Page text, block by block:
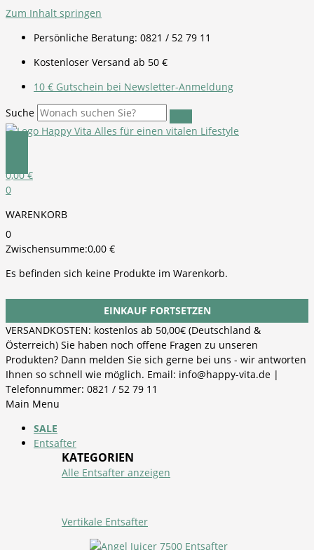
Zum Inhalt springen
Persönliche Beratung: 0821 / 52 79 11
Kostenloser Versand ab 50 €
10 € Gutschein bei Newsletter-Anmeldung
Suche
0,00€
0
WARENKORB
0
Zwischensumme:0,00 €
Es befinden sich keine Produkte im Warenkorb.
EINKAUF FORTSETZEN
VERSANDKOSTEN: kostenlos ab 50,00€ (Deutschland &
Österreich) Sie haben noch offene Fragen zu unseren
Produkten? Dann melden Sie sich gerne bei uns - wir antworten
Ihnen so schnell wie möglich. Email: info@happy-vita.de |
Telefonnummer: 0821 / 52 79 11
Main Menu
SALE
Entsafter
KATEGORIEN
Alle Entsafter anzeigen
Vertikale Entsafter